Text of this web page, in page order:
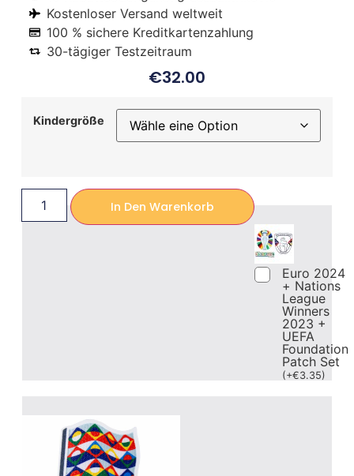
Kostenloser Versand weltweit
100 % sichere Kreditkartenzahlung
30-tägiger Testzeitraum
€32.00
Kindergröße
In Den Warenkorb
Euro 2024
+ Nations
League
Winners
2023 +
UEFA
Foundation
Patch Set
(+€3.35)